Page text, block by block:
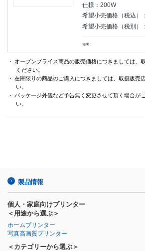
仕様：200W
希望小売価格（税込）
希望小売価格（税別）
備考：
・ オープンプライス商品の販売価格につきましては、
ください。
・ 在庫限りの商品のご購入につきましては、取扱販売
い。
・ パッケージ外観など予告無く変更させて頂く場合が
い。
製品情報
個人・家庭向けプリンター
＜用途から選ぶ＞
ホームプリンター
写真高画質プリンター
＜カテゴリーから選ぶ＞